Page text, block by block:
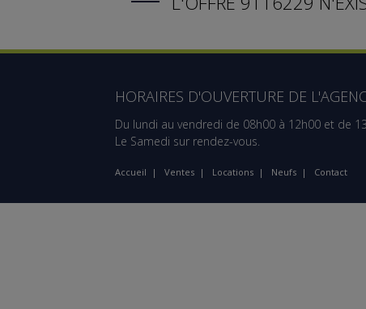
HORAIRES D'OUVERTURE DE
Du lundi au vendredi de 08h00 à 12h00 et de
Le Samedi sur rendez-vous.
Accueil | Ventes | Locations | Neufs | Contact